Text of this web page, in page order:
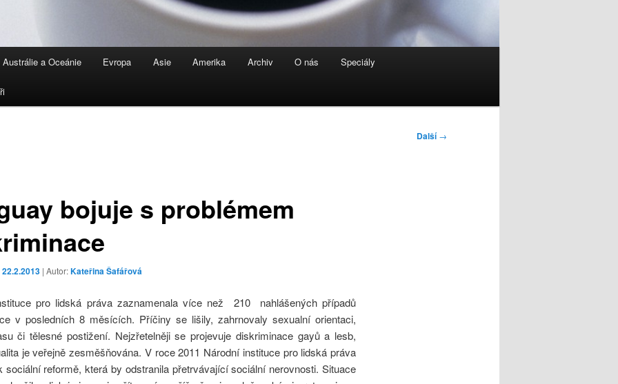
Austrálie a Oceánie Evropa Asie Amerika Archiv O nás Speciály
Další→
bojuje s problémem
22.2.2013 | Autor:Kateřina Šafářová
pro lidská práva zaznamenala více než 210 nahlášených případů
v posledních 8 měsících. Příčiny se lišily, zahrnovaly sexualní orientaci,
či tělesné postižení. Nejzřetelněji se projevuje diskriminace gayů a lesb,
je veřejně zesměšňována. V roce 2011 Národní instituce pro lidská práva
sociální reformě, která by odstranila přetrvávající sociální nerovnosti. Situace